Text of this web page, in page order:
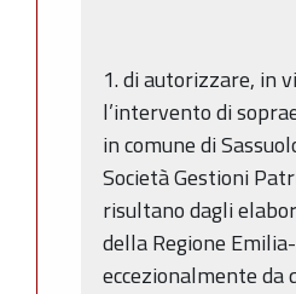
1. di autorizzare, in
l’intervento di
in comune di
Società Gestioni
risultano dagli
della Regione
eccezionalmente da